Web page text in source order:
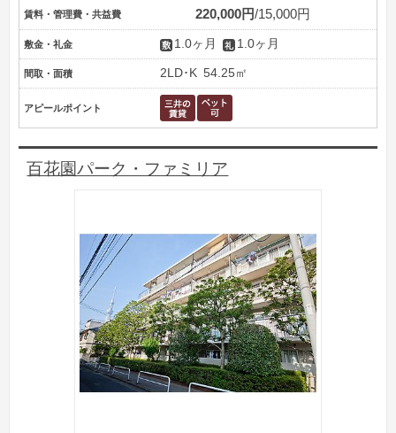
賃料・管理費・共益費 220,000円 15,000円
敷金・礼金 1.0ヶ月 1.0ヶ月
間取・面積 2LD･K 54.25㎡
アピールポイント
百花園パーク・ファミリア